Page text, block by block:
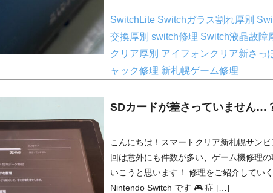
SwitchLite Switchガラス割れ厚別
交換厚別 switch修理 Switch液晶故障
クリア厚別 アイフォンクリア新さっ
ャック修理 新札幌ゲーム修理
SDカードが差さっていません…
こんにちは！スマートクリア新札幌サン
回は意外にも件数が多い、ゲーム機修理
いこうと思います！ 修理をご紹介してい
Nintendo Switch です 🎮 症 […]